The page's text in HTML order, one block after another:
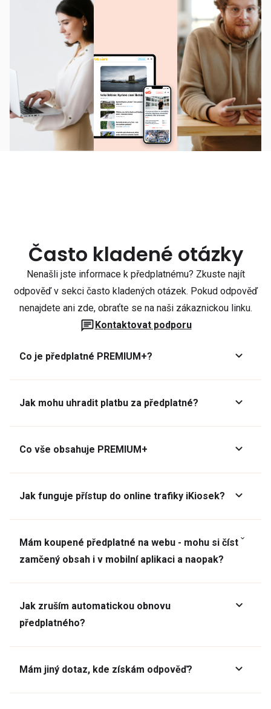
Často kladené otázky
Nenašli jste informace k předplatnému? Zkuste najít
odpověď v sekci často kladených otázek. Pokud odpověď
nenajdete ani zde, obraťte se na naši zákaznickou linku.
Kontaktovat podporu
Co je předplatné PREMIUM+?
Jak mohu uhradit platbu za předplatné?
Co vše obsahuje PREMIUM+
Jak funguje přístup do online trafiky iKiosek?
Mám koupené předplatné na webu - mohu si číst
zamčený obsah i v mobilní aplikaci a naopak?
Jak zruším automatickou obnovu
předplatného?
Mám jiný dotaz, kde získám odpověď?